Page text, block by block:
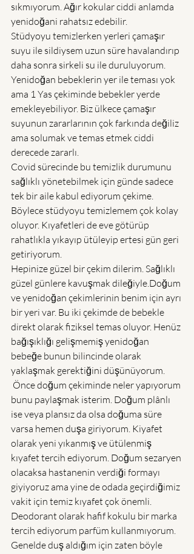
sıkmıyorum. Ağır kokular ciddi anlamda
yenidoğani rahatsız edebilir.
Stüdyoyu temizlerken yerleri çamaşır
suyu ile sildiysem uzun süre havalandırıp
daha sonra sirkeli su ile duruluyorum.
Yenidoğan bebeklerin yer ile teması yok
ama 1 Yas çekiminde bebekler yerde
emekleyebiliyor. Biz ülkece çamaşır
suyunun zararlarının çok farkında değiliz
ama solumak ve temas etmek ciddi
derecede zararlı.
Covid sürecinde bu temizlik durumunu
sağlıklı yönetebilmek için günde sadece
tek bir aile kabul ediyorum çekime.
Böylece stüdyoyu temizlemem çok kolay
oluyor. Kıyafetleri de eve götürüp
rahatlıkla yıkayıp ütüleyip ertesi gün geri
getiriyorum.
Hepinize güzel bir çekim dilerim. Sağlıklı
güzel günlere kavuşmak dileğiyle. Doğum
ve yenidoğan çekimlerinin benim için ayrı
bir yeri var. Bu iki çekimde de bebekle
direkt olarak fiziksel temas oluyor. Henüz
bağışıklığı gelişmemiş yenidoğan
bebeğe bunun bilincinde olarak
yaklaşmak gerektiğini düşünüyorum.
bunu paylaşmak isterim. Doğum plânlı
ise veya plansız da olsa doğuma süre
varsa hemen duşa giriyorum. Kiyafet
olarak yeni yıkanmış ve ütülenmiş
kıyafet tercih ediyorum. Doğum sezaryen
olacaksa hastanenin verdiği formayı
giyiyoruz ama yine de odada geçirdiğimiz
vakit için temiz kıyafet çok önemli.
Deodorant olarak hafif kokulu bir marka
tercih ediyorum parfüm kullanmıyorum.
Genelde duş aldığım için zaten böyle